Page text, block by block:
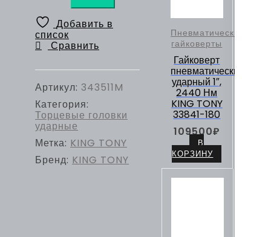
ударная
глубокая
шестигранная
3/8",
11
KING
TONY
343511M
Добавить в
список
Сравнить
Артикул: 343511M
Категория:
Торцевые головки
ударные
Метка: KING TONY
Бренд: KING TONY
Пневматические
гайковерты
Гайковерт
пневматический
ударный 1″,
2440 Нм
KING TONY
33841-180
109500₽
В
КОРЗИНУ